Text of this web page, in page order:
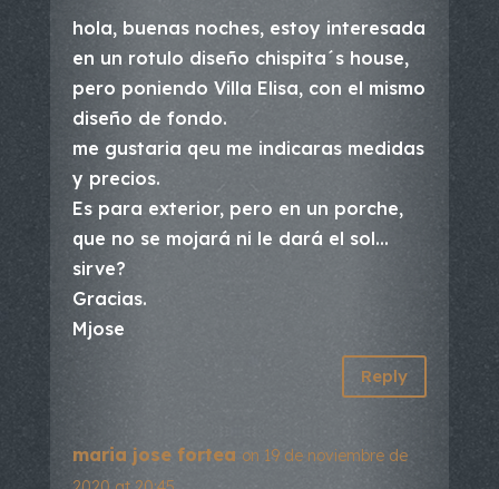
hola, buenas noches, estoy interesada
en un rotulo diseño chispita´s house,
pero poniendo Villa Elisa, con el mismo
diseño de fondo.
me gustaria qeu me indicaras medidas
y precios.
Es para exterior, pero en un porche,
que no se mojará ni le dará el sol…
sirve?
Gracias.
Mjose
Reply
maria jose fortea on 19 de noviembre de